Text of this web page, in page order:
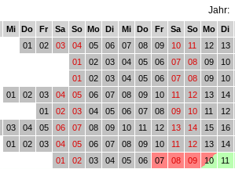
Jahr:
Mi Do Fr Sa So Mo Di Mi Do Fr Sa So Mo Di
01 02 03 04 05 06 07 08 09 10 11 12 13
01 02 03 04 05 06 07 08 09 10
01 02 03 04 05 06 07 08 09 10
01 02 03 04 05 06 07 08 09 10 11 12 13 14
01 02 03 04 05 06 07 08 09 10 11 12
03 04 05 06 07 08 09 10 11 12 13 14 15 16
01 02 03 04 05 06 07 08 09 10 11 12 13 14
01 02 03 04 05 06 07 08 09 10 11